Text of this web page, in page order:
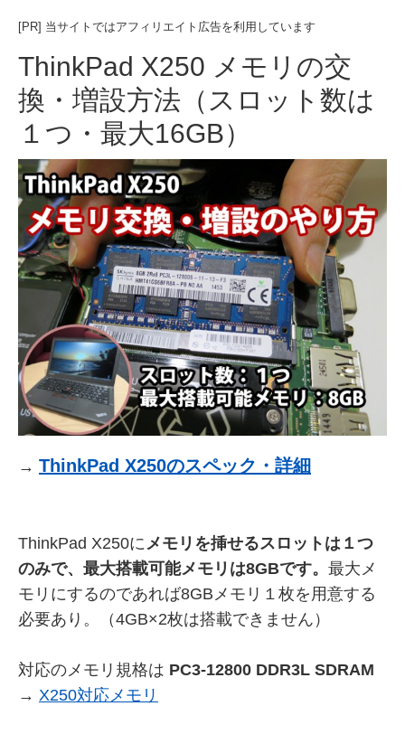
[PR] 当サイトではアフィリエイト広告を利用しています
ThinkPad X250 メモリの交
換・増設方法（スロット数は
１つ・最大16GB）
→ ThinkPad X250のスペック・詳細
ThinkPad X250にメモリを挿せるスロットは１つ
のみで、最大搭載可能メモリは8GBです。 最大メ
モリにするのであれば8GBメモリ１枚を用意する
必要あり。（4GB×2枚は搭載できません）
対応のメモリ規格は PC3-12800 DDR3L SDRAM
→ X250対応メモリ